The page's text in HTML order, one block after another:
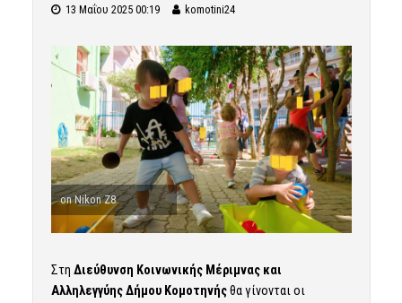
13 Μαΐου 2025 00:19 komotini24
on Nikon Z8
Στη Διεύθυνση Κοινωνικής Μέριμνας και
Αλληλεγγύης Δήμου Κομοτηνήςθα γίνονται οι